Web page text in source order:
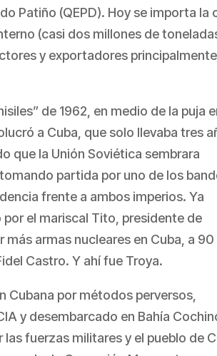
Patiño (QEPD). Hoy se importa la
(casi dos millones de
y exportadores
de 1962, en medio de la puja
a Cuba, que solo llevaba tres
que la Unión Soviética sembrara
partida por uno de los
frente a ambos imperios. Ya
el mariscal Tito, presidente de
armas nucleares en Cuba, a 90
Castro. Y ahí fue Troya.
Cubana por métodos perversos,
y desembarcado en Bahía
fuerzas militares y el pueblo de